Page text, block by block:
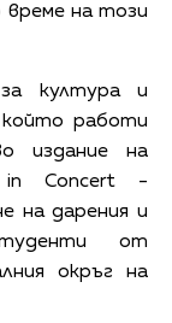
на този
култура и
който работи
издание на
in Concert -
на дарения и
от
окръг на